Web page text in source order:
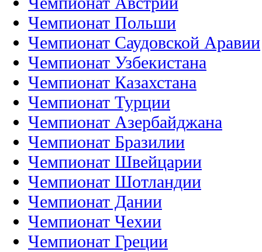
Чемпионат Польши
Чемпионат Саудовской Аравии
Чемпионат Узбекистана
Чемпионат Казахстана
Чемпионат Турции
Чемпионат Азербайджана
Чемпионат Бразилии
Чемпионат Швейцарии
Чемпионат Шотландии
Чемпионат Дании
Чемпионат Чехии
Чемпионат Греции